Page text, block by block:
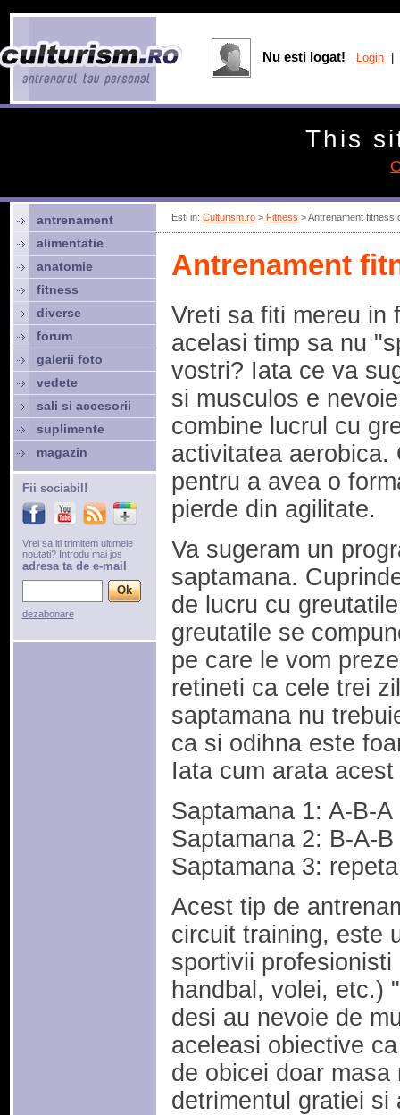
Esti in: Culturism.ro> Fitness > Antrenament fitness
Antrenament
Vreti sa fiti mereu in
acelasi timp sa nu
vostri? Iata ce va
si musculos e
combine lucrul cu
activitatea
pentru a avea o
pierde din agilitate.
Va sugeram un
saptamana.
de lucru cu
greutatile se
pe care le vom
retineti ca cele trei
saptamana nu
ca si odihna este
Iata cum arata
Saptamana 1: A-B-A
Saptamana 2: B-A-B
Saptamana 3:
Acest tip de
circuit training, este
sportivii
handbal, volei, etc.)
desi au nevoie de
aceleasi obiective
de obicei doar
detrimentul gratiei si
antrenament
alimentatie
anatomie
fitness
diverse
forum
galerii foto
vedete
sali si accesorii
suplimente
magazin
Fii sociabil!
Vrei sa iti trimitem ultimele
noutati? Introdu mai jos
adresa ta de e-mail
dezabonare
Nu esti logat! Login
This